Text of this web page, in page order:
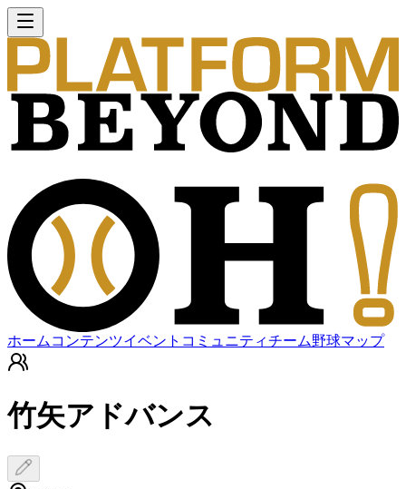
ホーム コンテンツイベント コミュニティチーム野球マップ
竹矢アドバンス